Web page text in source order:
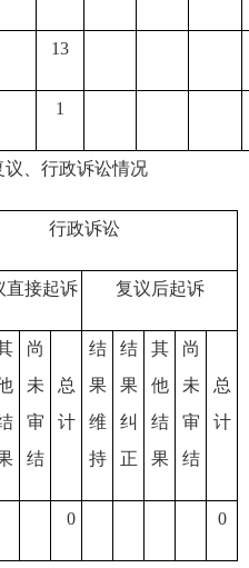
13
1
议、行政诉讼情况
行政诉讼
直接起诉 复议后起诉
尚
未
审
结
总
计
结
果
维
持
结
果
纠
正
其
他
结
果
尚
未
审
结
总
计
0 0